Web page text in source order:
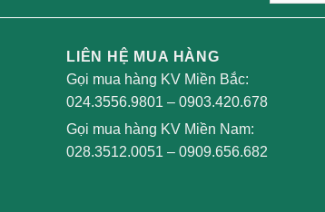
LIÊN HỆ MUA HÀNG
Gọi mua hàng KV Miền Bắc:
024.3556.9801 – 0903.420.678
Gọi mua hàng KV Miền Nam:
028.3512.0051 – 0909.656.682